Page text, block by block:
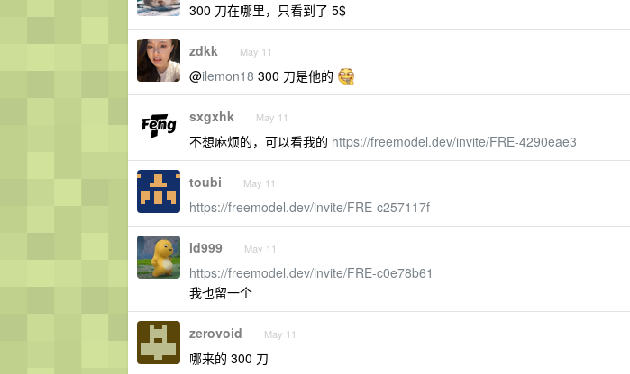
300 刀在哪里，只看到了 5$
zdkk May 11
@ilemon18 300 刀是他的
sxgxhk May 11
不想麻烦的，可以看我的 https://freemodel.dev/invite/FRE-4290eae3
toubi May 11
https://freemodel.dev/invite/FRE-c257117f
id999 May 11
https://freemodel.dev/invite/FRE-c0e78b61
我也留一个
zerovoid May 11
哪来的 300 刀